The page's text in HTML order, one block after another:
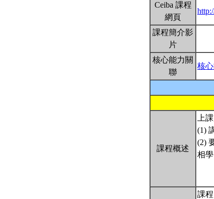
Ceiba 課程
網頁
課程簡介影
片
核心能力關
聯
核
課程概述
上
(1)
(2)
相學
課程